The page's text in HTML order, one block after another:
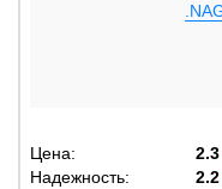
Цена:
Надежность: